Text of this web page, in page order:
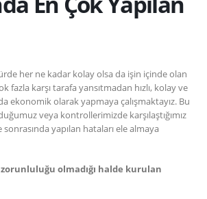
her ne kadar kolay olsa da işin içinde olan
fazla karşı tarafa yansıtmadan hızlı, kolay ve
ekonomik olarak yapmaya çalışmaktayız. Bu
veya kontrollerimizde karşılaştığımız
yapılan hataları ele almaya
olmadığı halde kurulan